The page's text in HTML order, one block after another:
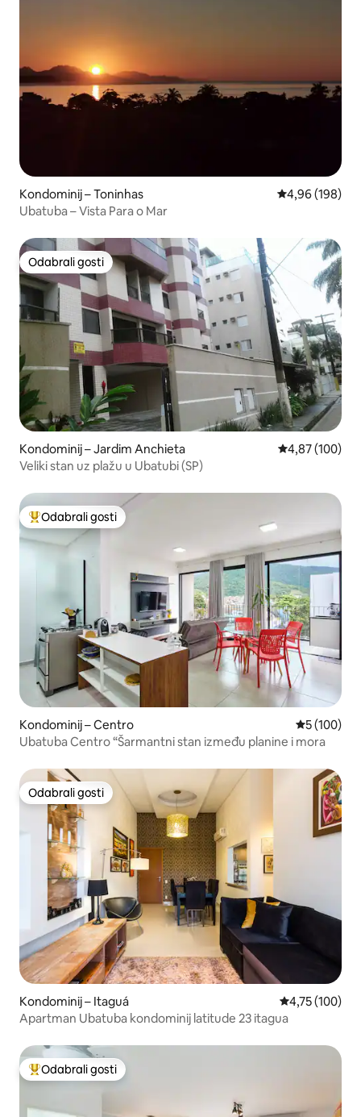
Kondominij – Toninhas Prosječna
4,96 (198)
Ubatuba – Vista Para o Mar
Odabrali gosti
Odabrali gosti
Kondominij – Jardim Anchieta Prosječna
4,87 (100)
Veliki stan uz plažu u Ubatubi (SP)
Među najviše rangiranima s oznakom „Odabrali gosti”
Odabrali gosti
Kondominij – Centro Prosječna
5 (100)
Ubatuba Centro “Šarmantni stan između planine i mora
Odabrali gosti
Odabrali gosti
Kondominij – Itaguá Prosječna
4,75 (100)
Apartman Ubatuba kondominij latitude 23 itagua
Među najviše rangiranima s oznakom „Odabrali gosti”
Odabrali gosti